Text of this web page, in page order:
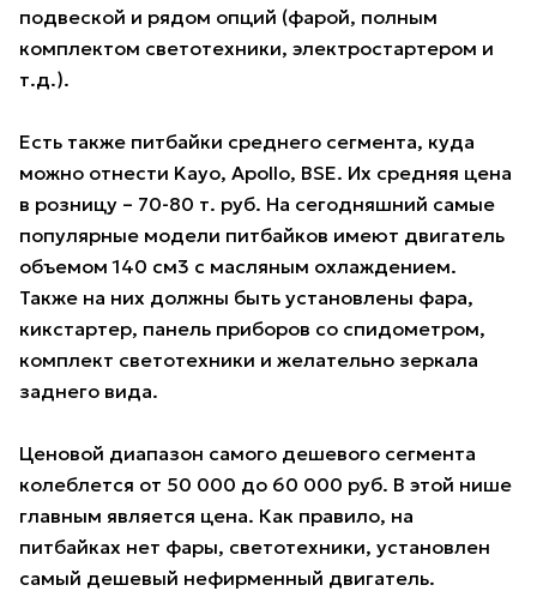
подвеской и рядом опций (фарой, полным
комплектом светотехники, электростартером и
т.д.).
Есть также питбайки среднего сегмента, куда
можно отнести Kayo, Apollo, BSE. Их средняя цена
в розницу – 70-80 т. руб. На сегодняшний самые
популярные модели питбайков имеют двигатель
объемом 140 см3 с масляным охлаждением.
Также на них должны быть установлены фара,
кикстартер, панель приборов со спидометром,
комплект светотехники и желательно зеркала
заднего вида.
Ценовой диапазон самого дешевого сегмента
колеблется от 50 000 до 60 000 руб. В этой нише
главным является цена. Как правило, на
питбайках нет фары, светотехники, установлен
самый дешевый нефирменный двигатель.